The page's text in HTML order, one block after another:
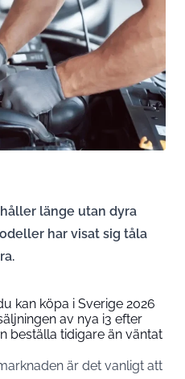
länge utan dyra
har visat sig tåla
kan köpa i Sverige 2026
av nya i3 efter
beställa tidigare än väntat
är det vanligt att